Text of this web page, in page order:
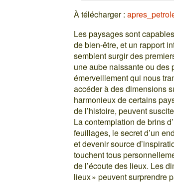
À télécharger :
Les paysages sont
de bien-être, et un rapport
semblent surgir des
une aube naissante ou des
émerveillement qui nous
accéder à des dimensions
harmonieux de certains
de l’histoire, peuvent
La contemplation de brins
feuillages, le secret d’un
et devenir source
touchent tous
de l’écoute des lieux. Les
lieux » peuvent surprendre